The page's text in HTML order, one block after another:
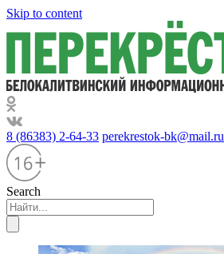
Skip to content
8 (86383) 2-64-33 perekrestok-bk@mail.ru
Search